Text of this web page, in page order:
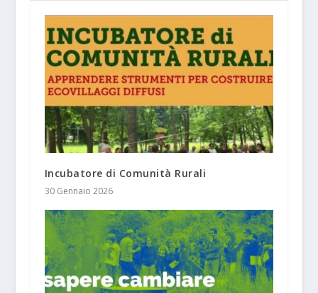
Incubatore di Comunità Rurali
30 Gennaio 2026